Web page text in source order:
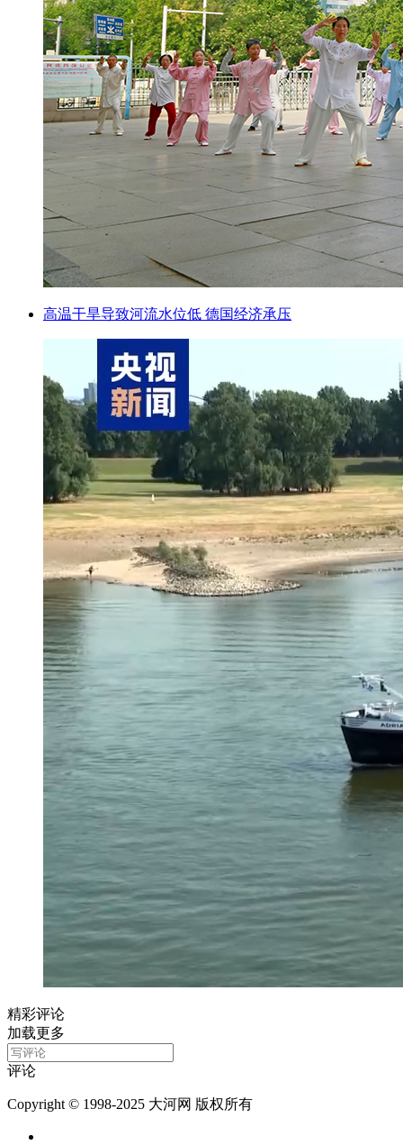
高温干旱导致河流水位低 德国经济承压
精彩评论
加载更多
评论
Copyright © 1998-2025 大河网 版权所有